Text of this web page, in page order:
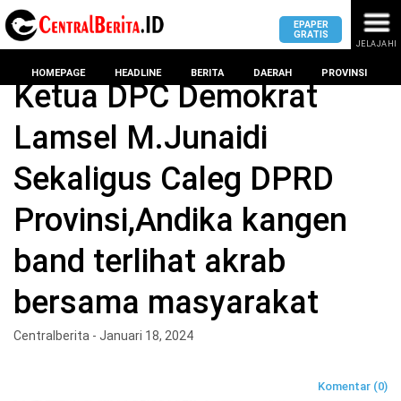
MASUK
KOTA
BANDAR
METRO
DPRD
PROVINSI
DPRD
KOTA
LAMPUNG
SUMSEL
BANTEN
EPAPER
GRATIS
JELAJAHI
HOMEPAGE HEADLINE BERITA DAERAH PROVINSI
Ketua DPC Demokrat
Lamsel M.Junaidi
Sekaligus Caleg DPRD
Provinsi,Andika kangen
band terlihat akrab
bersama masyarakat
Centralberita - Januari 18, 2024
Komentar (0)